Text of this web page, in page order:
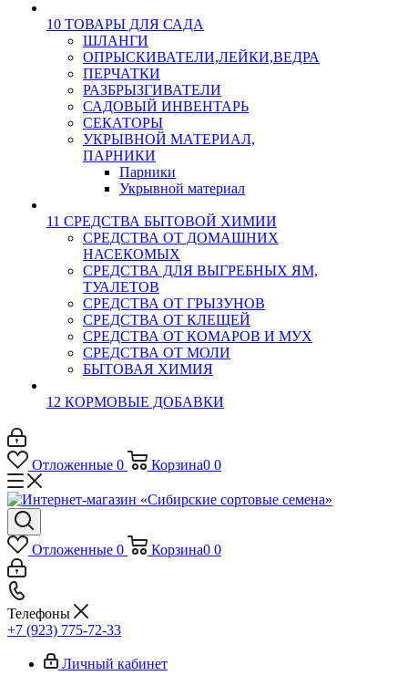
10 ТОВАРЫ ДЛЯ САДА
ШЛАНГИ
ОПРЫСКИВАТЕЛИ,ЛЕЙКИ,ВЕДРА
ПЕРЧАТКИ
РАЗБРЫЗГИВАТЕЛИ
САДОВЫЙ ИНВЕНТАРЬ
СЕКАТОРЫ
УКРЫВНОЙ МАТЕРИАЛ,
ПАРНИКИ
Парники
Укрывной материал
11 СРЕДСТВА БЫТОВОЙ ХИМИИ
СРЕДСТВА ОТ ДОМАШНИХ
НАСЕКОМЫХ
СРЕДСТВА ДЛЯ ВЫГРЕБНЫХ ЯМ,
ТУАЛЕТОВ
СРЕДСТВА ОТ ГРЫЗУНОВ
СРЕДСТВА ОТ КЛЕЩЕЙ
СРЕДСТВА ОТ КОМАРОВ И МУХ
СРЕДСТВА ОТ МОЛИ
БЫТОВАЯ ХИМИЯ
12 КОРМОВЫЕ ДОБАВКИ
Отложенные 0 Корзина0 0
Отложенные 0 Корзина0 0
Телефоны
+7 (923) 775-72-33
Личный кабинет